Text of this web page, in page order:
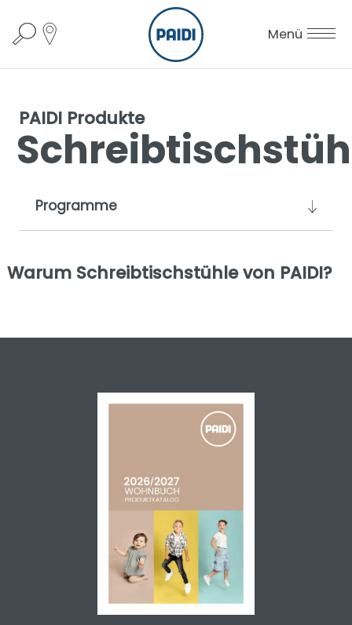
Menü
PAIDI Produkte
Programme
Warum Schreibtischstühle von PAIDI?